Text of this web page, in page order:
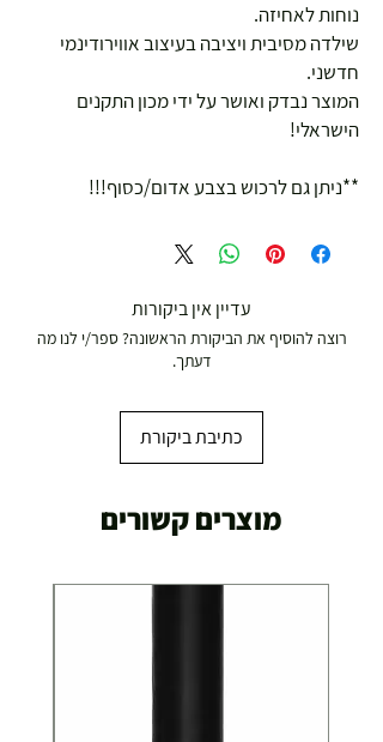
נוחות לאחיזה.
חדשני.
הישראלי!
**ניתן גם לרכוש בצבע אדום/כסוף!!!
עדיין אין ביקורות
רוצה להוסיף את הביקורת הראשונה? ספר/י לנו מה
דעתך.
כתיבת ביקורת
מוצרים קשורים